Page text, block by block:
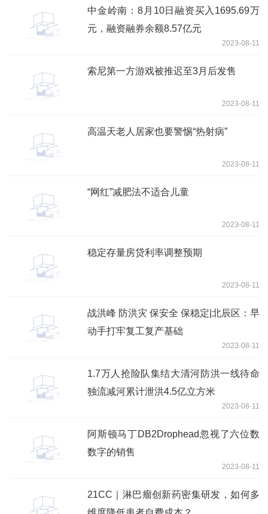
中金岭南：8月10日融资买入1695.69万
元，融资融券余额8.57亿元
2023-08-11
索尼第一方游戏被推迟至3月后发售
2023-08-11
高温天老人居家也要警惕“热射病”
2023-08-11
“网红”减肥法不适合儿童
2023-08-11
稳定存量房贷利率调整预期
2023-08-11
战洪峰 防洪灾 保安全 保稳定|北辰区：早
动手打牢复工复产基础
2023-08-11
1.7万人抢险队集结大清河防洪一线待命
独流减河累计泄洪4.5亿立方米
2023-08-11
阿斯顿马丁DB2Drophead忽视了六位数
数字的销售
2023-08-11
21CC｜淋巴瘤创新药密集研发，如何多